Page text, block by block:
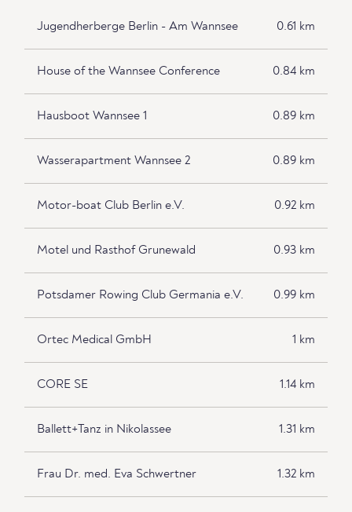
Jugendherberge Berlin - Am Wannsee 0.61 km
House of the Wannsee Conference 0.84 km
Hausboot Wannsee 1 0.89 km
Wasserapartment Wannsee 2 0.89 km
Motor-boat Club Berlin e.V. 0.92 km
Motel und Rasthof Grunewald 0.93 km
Potsdamer Rowing Club Germania e.V. 0.99 km
Ortec Medical GmbH 1 km
CORE SE 1.14 km
Ballett+Tanz in Nikolassee 1.31 km
Frau Dr. med. Eva Schwertner 1.32 km